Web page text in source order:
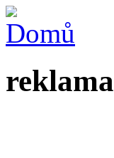
reklama